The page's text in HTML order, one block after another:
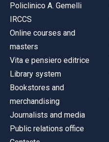
Policlinico A. Gemelli
IRCCS
Online courses and
masters
Vita e pensiero editrice
Library system
Bookstores and
merchandising
Journalists and media
Public relations office